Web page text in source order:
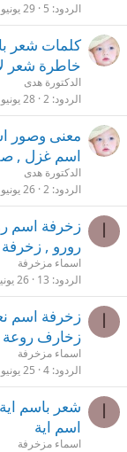
الردود 5 29 يونيو 2026
كلمات شعر
خاطرة شعر
الدكتورة هدى
الردود 2 28 يونيو 2026
اسم غزل ,
الدكتورة هدى
الردود 2 26 يونيو 2026
ا
زخرفة اسم
رورو , زخرفة
اسماء مزخرفة
الردود 13 26 يونيو 2026
ا
زخارف روعة
اسماء مزخرفة
الردود 4 25 يونيو 2026
ا
اسم اية
اسماء مزخرفة